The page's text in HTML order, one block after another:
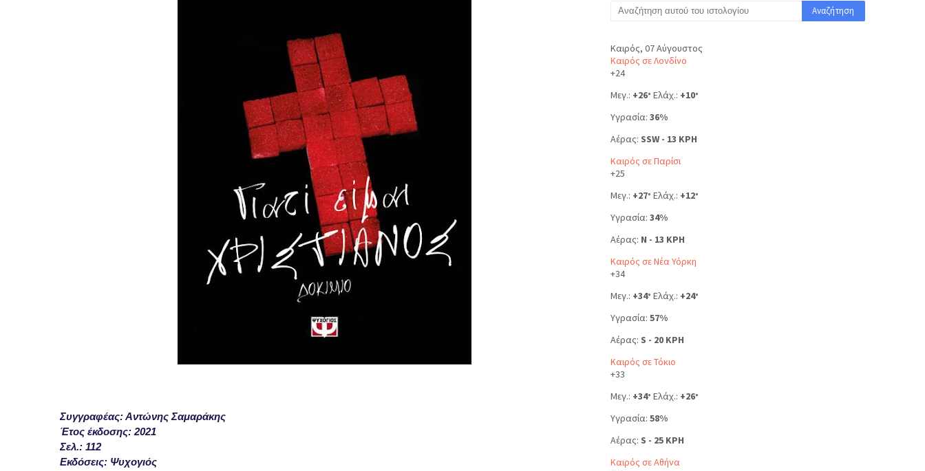
Συγγραφέας: Αντώνης Σαμαράκης
Έτος έκδοσης: 2021
Σελ.: 112
Εκδόσεις: Ψυχογιός
Καιρός, 07 Αύγουστος
Καιρός σε Λονδίνο
+24
Μεγ.: +26° Ελάχ.: +10°
Υγρασία: 36%
Αέρας: SSW - 13 KPH
Καιρός σε Παρίσι
+25
Μεγ.: +27° Ελάχ.: +12°
Υγρασία: 34%
Αέρας: N - 13 KPH
Καιρός σε Νέα Υόρκη
+34
Μεγ.: +34° Ελάχ.: +24°
Υγρασία: 57%
Αέρας: S - 20 KPH
Καιρός σε Τόκιο
+33
Μεγ.: +34° Ελάχ.: +26°
Υγρασία: 58%
Αέρας: S - 25 KPH
Καιρός σε Αθήνα